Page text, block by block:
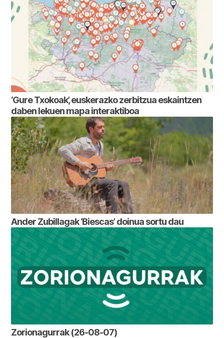
‘Gure Txokoak’, euskerazko zerbitzua eskaintzen
daben lekuen mapa interaktiboa
Ander Zubillagak ‘Biescas’ doinua sortu dau
Zorionagurrak (26-08-07)